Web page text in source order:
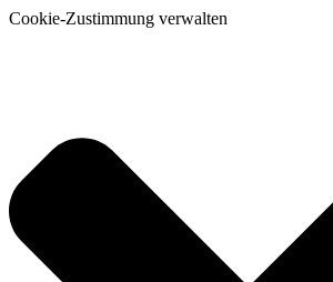
Cookie-Zustimmung verwalten